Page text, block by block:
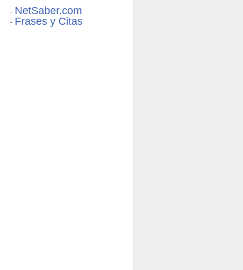
- NetSaber.com
- Frases y Citas